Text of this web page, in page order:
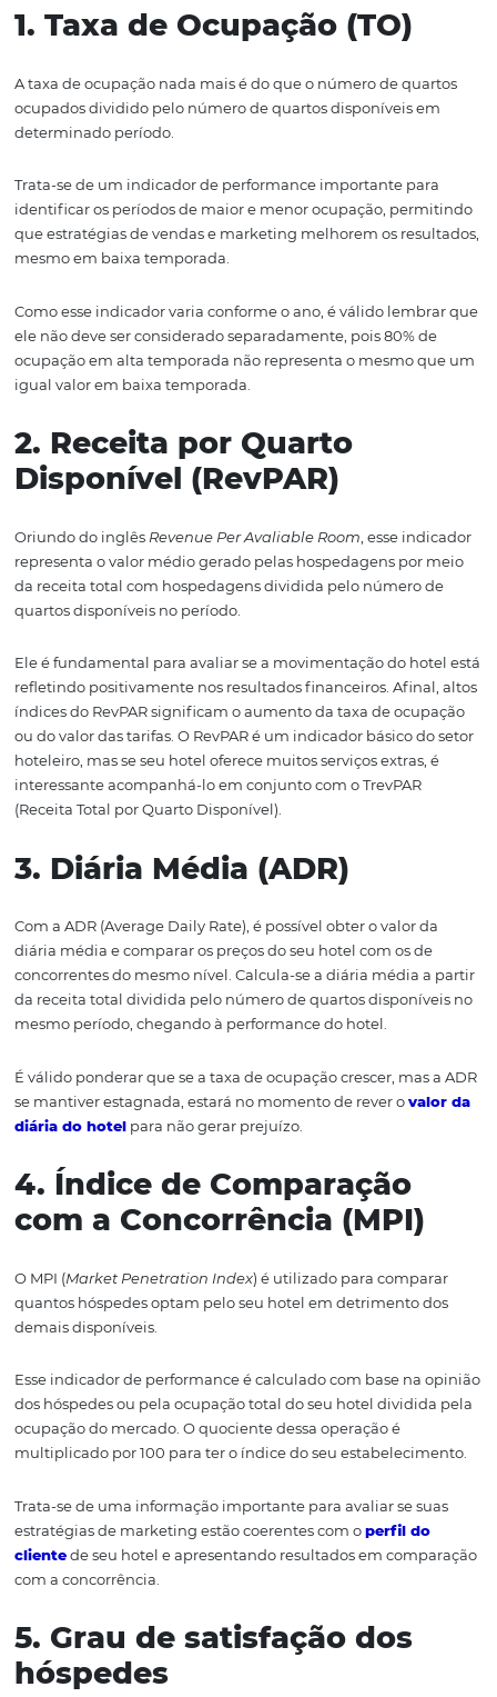
Existem diversos indicadores que você pode utilizar na
do seu hotel. Alguns, inclusive, são mais indicados do
Mas, a seguir, listamos 5 indicadores de performance
que cada um deles pode mostrar:
1. Taxa de Ocupação (TO)
A taxa de ocupação nada mais é do que o número de
ocupados dividido pelo número de quartos disponíveis
determinado período.
Trata-se de um indicador de performance importante
identificar os períodos de maior e menor ocupação,
mesmo em baixa temporada.
Como esse indicador varia conforme o ano, é válido
ele não deve ser considerado separadamente, pois 80%
igual valor em baixa temporada.
2. Receita por Quarto
Disponível (RevPAR)
Oriundo do inglêsRevenue Per Avaliable Room
representa o valor médio gerado pelas hospedagens
da receita total com hospedagens dividida pelo
quartos disponíveis no período.
Ele é fundamental para avaliar se a movimentação do
refletindo positivamente nos resultados financeiros.
índices do RevPAR significam o aumento da taxa de
ou do valor das tarifas. O RevPAR é um indicador básico
hoteleiro, mas se seu hotel oferece muitos serviços
(Receita Total por Quarto Disponível).
3. Diária Média (ADR)
Com a ADR (Average Daily Rate), é possível obter o valor
concorrentes do mesmo nível. Calcula-se a diária
da receita total dividida pelo número de quartos
mesmo período, chegando à performance do hotel.
se mantiver estagnada, estará no momento de rever o
diária do hotelpara não gerar prejuízo.
4. Índice de Comparação
com a Concorrência